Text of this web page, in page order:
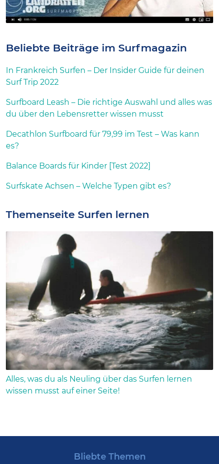
Beliebte Beiträge im Surfmagazin
In Frankreich Surfen – Der Insider Guide für deinen
Surf Trip 2022
Surfboard Leash – Die richtige Auswahl und alles was
du über den Lebensretter wissen musst
Decathlon Surfboard für 79,99 im Test – Was kann
es?
Balance Boards für Kinder [Test 2022]
Surfskate Achsen – Welche Typen gibt es?
Themenseite Surfen lernen
Alles, was du als Neuling über das Surfen lernen
wissen musst auf einer Seite!
Bliebte Themen